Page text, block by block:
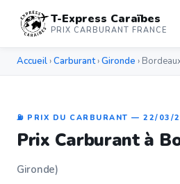
T-Express Caraïbes
PRIX CARBURANT FRANCE
Accueil ›Carburant›Gironde ›
⛽ PRIX DU CARBURANT — 22/03/
Prix Carburant à
Gironde)